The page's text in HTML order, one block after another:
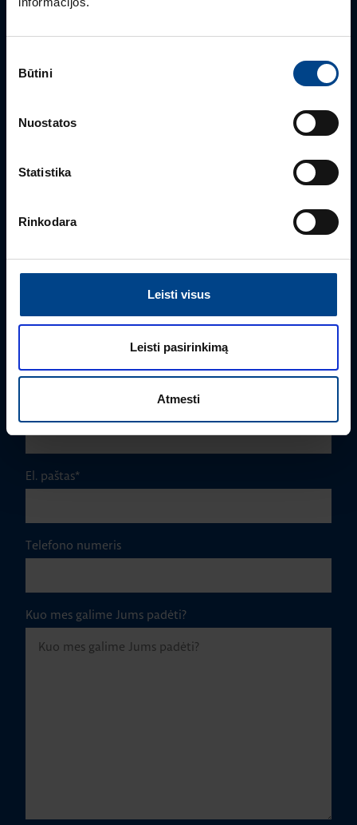
pasirinkimas
Būtini
Nuostatos
Statistika
Rinkodara
Leisti visus
Leisti pasirinkimą
Atmesti
Klientų aptarnavimas
info.lt@utugroup.com
El. paštas*
Telefono numeris
Kuo mes galime Jums padėti?